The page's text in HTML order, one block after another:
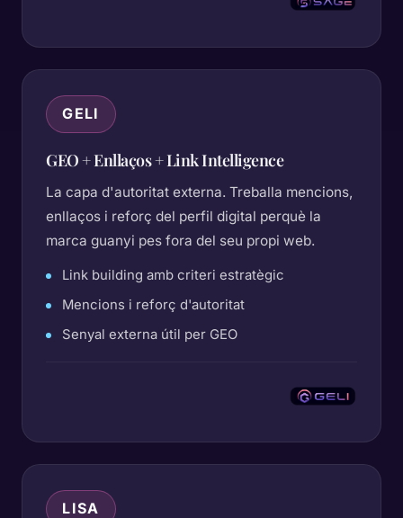
GELI
GEO + Enllaços + Link Intelligence
La capa d'autoritat externa. Treballa mencions,
enllaços i reforç del perfil digital perquè la
marca guanyi pes fora del seu propi web.
Link building amb criteri estratègic
Mencions i reforç d'autoritat
Senyal externa útil per GEO
LISA